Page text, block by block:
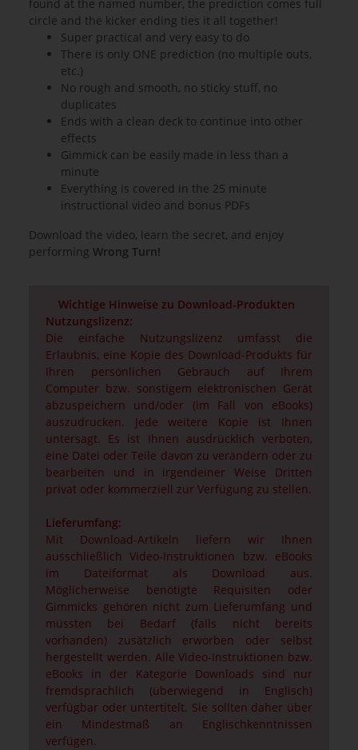
found at the named number, the prediction comes full
circle and the kicker ending ties it all together!
Super practical and very easy to do
There is only ONE prediction (no multiple outs,
etc.)
No rough and smooth, no sticky stuff, no
duplicates
Ends with a clean deck to continue into other
effects
Gimmick can be easily made in less than a
minute
Everything is covered in the 25 minute
instructional video and bonus PDFs
Download the video, learn the secret, and enjoy
performing Wrong Turn!
Wichtige Hinweise zu Download-Produkten
Nutzungslizenz:
Die einfache Nutzungslizenz umfasst die
Erlaubnis, eine Kopie des Download-Produkts für
Ihren persönlichen Gebrauch auf Ihrem
Computer bzw. sonstigem elektronischen Gerät
abzuspeichern und/oder (im Fall von eBooks)
auszudrucken. Jede weitere Kopie ist Ihnen
untersagt. Es ist Ihnen ausdrücklich verboten,
eine Datei oder Teile davon zu verändern oder zu
bearbeiten und in irgendeiner Weise Dritten
privat oder kommerziell zur Verfügung zu stellen.
Lieferumfang:
Mit Download-Artikeln liefern wir Ihnen
ausschließlich Video-Instruktionen bzw. eBooks
im Dateiformat als Download aus.
Möglicherweise benötigte Requisiten oder
Gimmicks gehören nicht zum Lieferumfang und
müssten bei Bedarf (falls nicht bereits
vorhanden) zusätzlich erworben oder selbst
hergestellt werden. Alle Video-Instruktionen bzw.
eBooks in der Kategorie Downloads sind nur
fremdsprachlich (überwiegend in Englisch)
verfügbar oder untertitelt. Sie sollten daher über
ein Mindestmaß an Englischkenntnissen
verfügen.